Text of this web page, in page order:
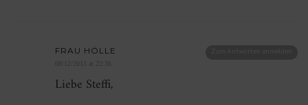
FRAU HÖLLE
Liebe Steffi,